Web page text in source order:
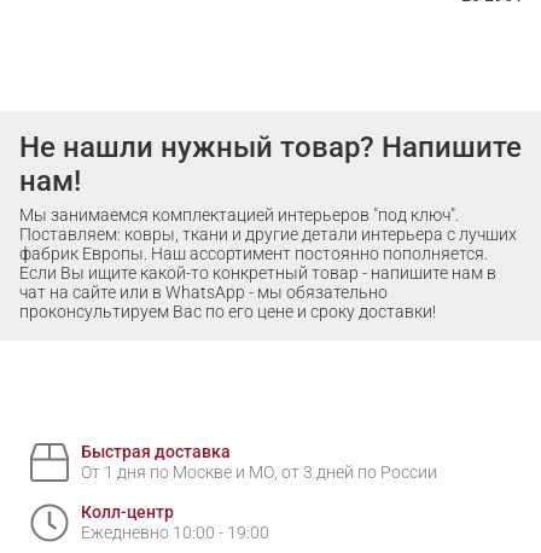
Не нашли нужный товар? Напишите
нам!
Мы занимаемся комплектацией интерьеров "под ключ".
Поставляем: ковры, ткани и другие детали интерьера с лучших
фабрик Европы. Наш ассортимент постоянно пополняется.
Если Вы ищите какой-то конкретный товар - напишите нам в
чат на сайте или в WhatsApp - мы обязательно
проконсультируем Вас по его цене и сроку доставки!
Быстрая доставка
От 1 дня по Москве и МО, от 3 дней по России
Колл-центр
Ежедневно 10:00 - 19:00